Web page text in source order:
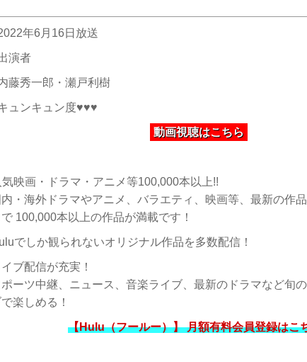
年6月16日放送
演者
藤秀一郎・瀬戸利樹
ュンキュン度♥♥♥
動画視聴はこちら
気映画・ドラマ・アニメ等100,000本以上!!
内・海外ドラマやアニメ、バラエティ、映画等、最新の作
で 100,000本以上の作品が満載です！
でしか観られないオリジナル作品を多数配信！
ブ配信が充実！
ポーツ中継、ニュース、音楽ライブ、最新のドラマなど旬
楽しめる！
【Hulu（フールー）】 月額有料会員登録はこ